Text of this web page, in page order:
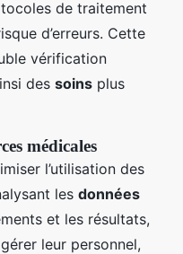
de traitement
d’erreurs. Cette
vérification
des soins plus
médicales
l’utilisation des
les données
et les résultats,
leur personnel,